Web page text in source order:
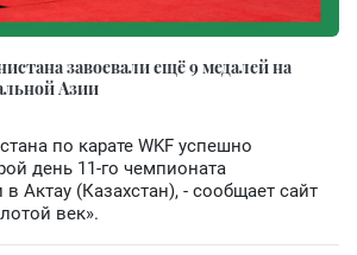
завоевали ещё 9 медалей на
Азии
по карате WKF успешно
день 11-го чемпионата
Актау (Казахстан), - сообщает сайт
век».